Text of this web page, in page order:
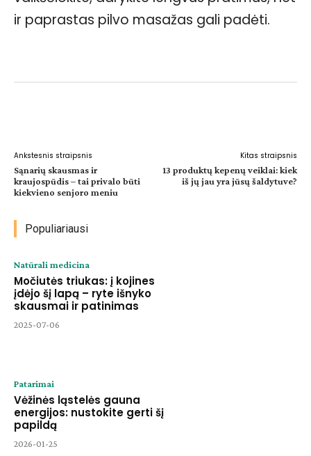
ir paprastas pilvo masažas gali padėti.
Ankstesnis straipsnis
Sąnarių skausmas ir
kraujospūdis – tai privalo būti
kiekvieno senjoro meniu
Kitas straipsnis
13 produktų kepenų veiklai: kiek
iš jų jau yra jūsų šaldytuve?
Populiariausi
Natūrali medicina
Močiutės triukas: į kojines
įdėjo šį lapą – ryte išnyko
skausmai ir patinimas
2025-07-06
Patarimai
Vėžinės ląstelės gauna
energijos: nustokite gerti šį
papildą
2026-01-25